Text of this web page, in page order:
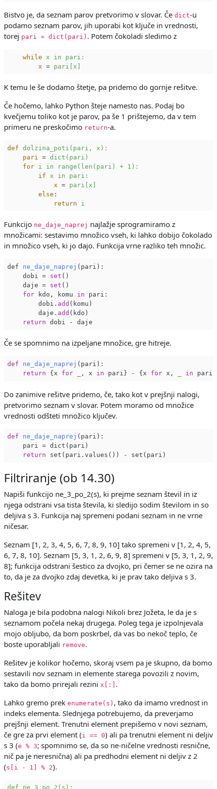
Bistvo je, da seznam parov pretvorimo v slovar. Če dict-u
podamo seznam parov, jih uporabi kot ključe in vrednosti,
torej pari = dict(pari) . Potem čokoladi sledimo z
while
x in pari:
x = pari[x]
K temu le še dodamo štetje, pa pridemo do gornje rešitve.
Če hočemo, lahko Python šteje namesto nas. Podaj bo
kvečjemu toliko kot je parov, pa še 1 prištejemo, da v tem
primeru ne preskočimo return-a.
def dolzina_poti(pari, x):
pari
= dict(pari)
for
i in range(len(pari) + 1):
if
x in pari:
x = pari[x]
else :
return
i
Funkcijo ne_daje_naprej najlažje sprogramiramo z
množicami: sestavimo množico vseh, ki lahko dobijo čokolado
in množico vseh, ki jo dajo. Funkcija vrne razliko teh množic.
def ne_daje_naprej ( pari ):
    dobi
= set ()
    daje =
set ()
for kdo, komu in pari:
        dobi.
add (komu)
        daje.
add (kdo)
return
Če se spomnimo na izpeljane množice, gre hitreje.
def ne_daje_naprej (pari) :
return {x for , x in pari} - {x for x, in
Do zanimive rešitve pridemo, če, tako kot v prejšnji nalogi,
pretvorimo seznam v slovar. Potem moramo od množice
vrednosti odšteti množico ključev.
def ne_daje_naprej (pari) :
    pari = dict(pari)
return
Filtriranje (ob 14.30)
Napiši funkcijo ne_3_po_2(s), ki prejme seznam števil in iz
njega odstrani vsa tista števila, ki sledijo sodim številom in so
deljiva s 3. Funkcija naj spremeni podani seznam in ne vrne
ničesar.
Seznam [1, 2, 3, 4, 5, 6, 7, 8, 9, 10] tako spremeni v [1, 2, 4, 5,
6, 7, 8, 10]. Seznam [5, 3, 1, 2, 6, 9, 8] spremeni v [5, 3, 1, 2, 9,
8]; funkcija odstrani šestico za dvojko, pri čemer se ne ozira na
to, da je za dvojko zdaj devetka, ki je prav tako deljiva s 3.
Rešitev
Naloga je bila podobna nalogi Nikoli brez Jožeta, le da je s
seznamom počela nekaj drugega. Poleg tega je izpolnjevala
mojo obljubo, da bom poskrbel, da vas bo nekoč teplo, če
boste uporabljali remove.
Rešitev je kolikor hočemo, skoraj vsem pa je skupno, da bomo
sestavili nov seznam in elemente starega povozili z novim,
tako da bomo prirejali rezini x[:] .
Lahko gremo prek enumerate(s) , tako da imamo vrednost in
indeks elementa. Slednjega potrebujemo, da preverjamo
prejšnji element. Trenutni element prepišemo v novi seznam,
če gre za prvi element (i == 0) ali pa trenutni element ni deljiv
s 3 (e % 3; spomnimo se, da so ne-ničelne vrednosti resnične,
nič pa je neresnična) ali pa predhodni element ni deljiv z 2
(s[i - 1] % 2).
def ne_3_po_2(s):